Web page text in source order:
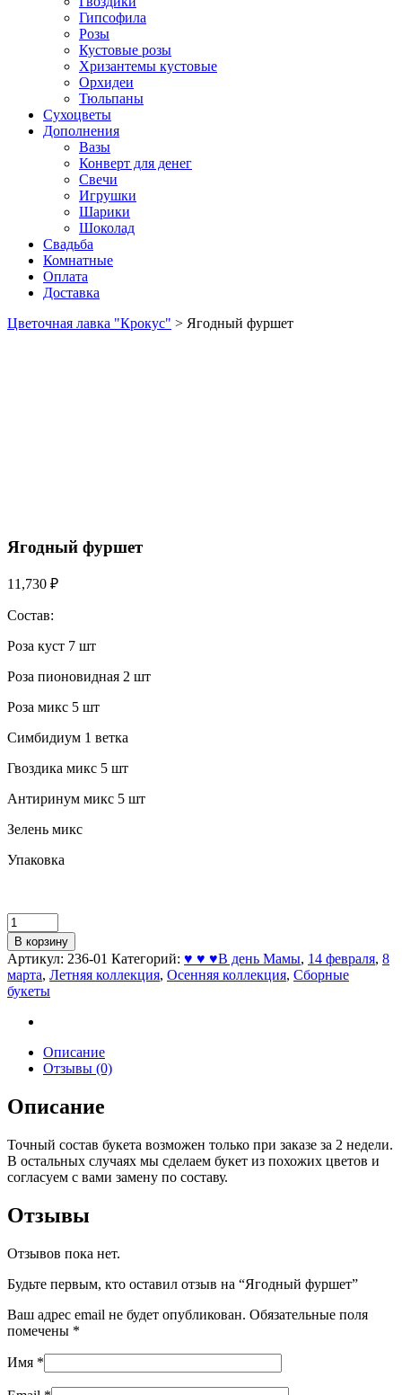
Гипсофила
Розы
Кустовые розы
Хризантемы кустовые
Орхидеи
Тюльпаны
Сухоцветы
Дополнения
Вазы
Конверт для денег
Свечи
Игрушки
Шарики
Шоколад
Свадьба
Комнатные
Оплата
Доставка
Цветочная лавка "Крокус" > Ягодный фуршет
Ягодный фуршет
11,730 ₽
Состав:
Роза куст 7 шт
Роза пионовидная 2 шт
Роза микс 5 шт
Симбидиум 1 ветка
Гвоздика микс 5 шт
Антиринум микс 5 шт
Зелень микс
Упаковка
В корзину
Артикул: 236-01 Категорий: ♥ ♥ ♥В день Мамы, 14 февраля, 8
марта, Летняя коллекция, Осенняя коллекция, Сборные
букеты
Описание
Отзывы (0)
Описание
Точный состав букета возможен только при заказе за 2 недели.
В остальных случаях мы сделаем букет из похожих цветов и
согласуем с вами замену по составу.
Отзывы
Отзывов пока нет.
Будьте первым, кто оставил отзыв на “Ягодный фуршет”
Ваш адрес email не будет опубликован. Обязательные поля
помечены *
Имя *